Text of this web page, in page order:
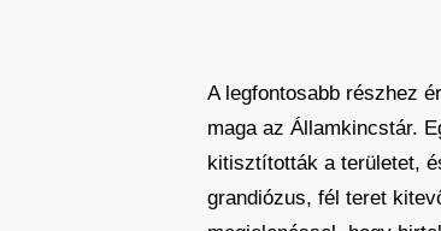
A legfontosabb részhez
maga az Államkincstár.
kitisztították a területet,
grandiózus, fél teret